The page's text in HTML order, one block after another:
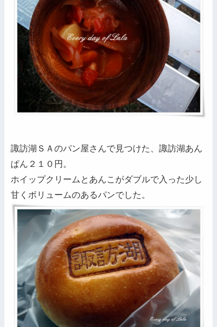
諏訪湖ＳＡのパン屋さんで見つけた、諏訪湖あん
ぱん２１０円。
ホイップクリームとあんこがダブルで入った少し
甘くボリュームのあるパンでした。